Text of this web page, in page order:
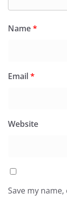
Name*
Email*
Website
Save my